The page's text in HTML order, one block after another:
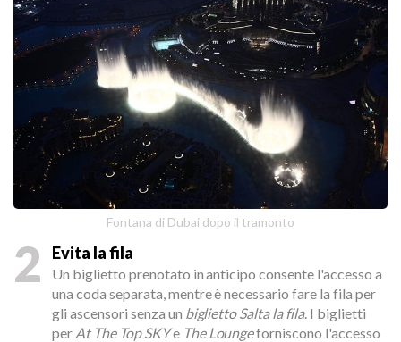
Fontana di Dubai dopo il tramonto
2 Evita la fila
Un biglietto prenotato in anticipo consente l'accesso a
una coda separata, mentre è necessario fare la fila per
gli ascensori senza un biglietto Salta la fila. I biglietti
per At The Top SKYe The Loungeforniscono l'accesso